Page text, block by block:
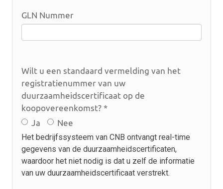
GLN Nummer
Wilt u een standaard vermelding van het
registratienummer van uw
duurzaamheidscertificaat op de
koopovereenkomst? *
Ja
Nee
Het bedrijfssysteem van CNB ontvangt real-time
gegevens van de duurzaamheidscertificaten,
waardoor het niet nodig is dat u zelf de informatie
van uw duurzaamheidscertificaat verstrekt.